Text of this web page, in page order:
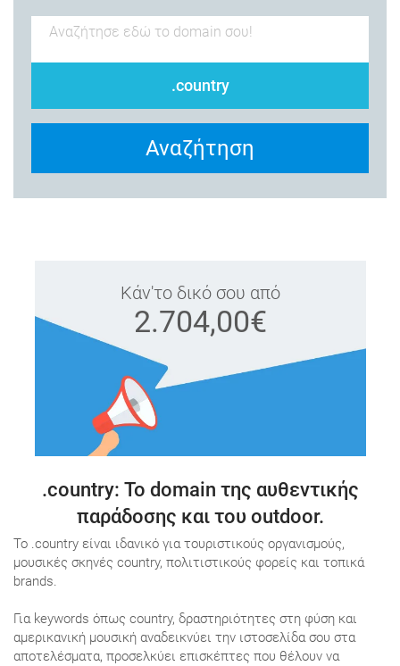
.country
Αναζήτηση
Κάν'το δικό σου από
2.704,00€
.country: Το domain της αυθεντικής
παράδοσης και του outdoor.
Το .country είναι ιδανικό για τουριστικούς οργανισμούς,
μουσικές σκηνές country, πολιτιστικούς φορείς και τοπικά
brands.
Για keywords όπως country, δραστηριότητες στη φύση και
αμερικανική μουσική αναδεικνύει την ιστοσελίδα σου στα
αποτελέσματα, προσελκύει επισκέπτες που θέλουν να